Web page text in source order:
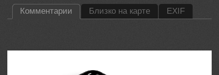
Комментарии Близко на карте EXIF